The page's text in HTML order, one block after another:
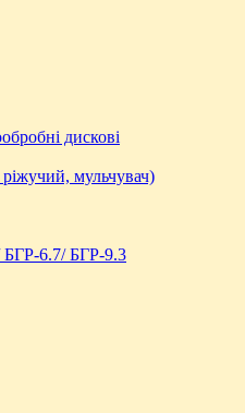
дискові
мульчувач)
БГР-6.7/ БГР-9.3